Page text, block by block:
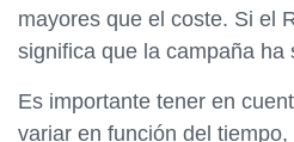
mayores que el coste. Si el
significa que la campaña ha
Es importante tener en
variar en función del